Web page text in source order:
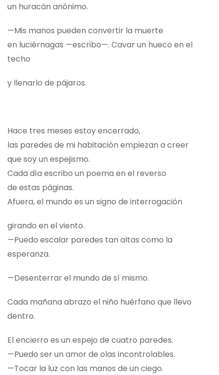
un huracán anónimo.
—Mis manos pueden convertir la muerte
en luciérnagas —escribo—. Cavar un hueco en el
techo
y llenarlo de pájaros.
Hace tres meses estoy encerrado,
las paredes de mi habitación empiezan a creer
que soy un espejismo.
Cada día escribo un poema en el reverso
de estas páginas.
Afuera, el mundo es un signo de interrogación
girando en el viento.
—Puedo escalar paredes tan altas como la
esperanza.
—Desenterrar el mundo de sí mismo.
Cada mañana abrazo el niño huérfano que llevo
dentro.
El encierro es un espejo de cuatro paredes.
—Puedo ser un amor de olas incontrolables.
—Tocar la luz con las manos de un ciego.